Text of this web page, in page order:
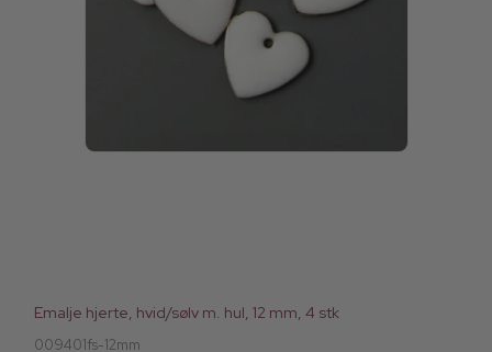
Emalje hjerte, hvid/sølv m. hul, 12 mm, 4 stk
009401fs-12mm